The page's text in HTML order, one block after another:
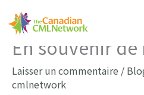
au
contenu
En souvenir de
Laisser un commentaire /
cmlnetwork